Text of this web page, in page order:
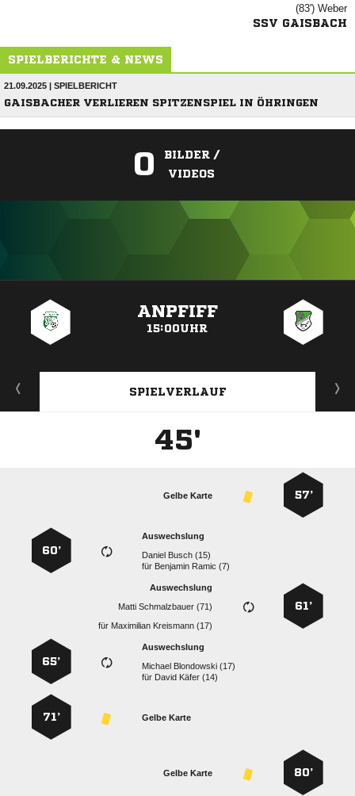
(83') 
SSV GAISBACH
SPIELBERICHTE & NEWS
21.09.2025 | SPIELBERICHT
GAISBACHER VERLIEREN SPITZENSPIEL IN ÖHRINGEN
0
BILDER /
VIDEOS
ANPFIFF
15:00UHR
SPIELVERLAUF
45'
57’
Gelbe Karte
Auswechslung
  
für   
60’
61’
Auswechslung
  
für   
Auswechslung
  
für   
65’
Gelbe Karte
71’
80’
Gelbe Karte